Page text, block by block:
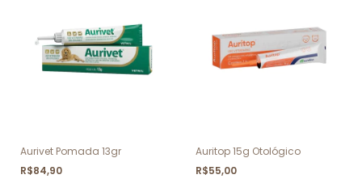
Aurivet Pomada 13gr
R$84,90
Auritop 15g Otológico
R$55,00